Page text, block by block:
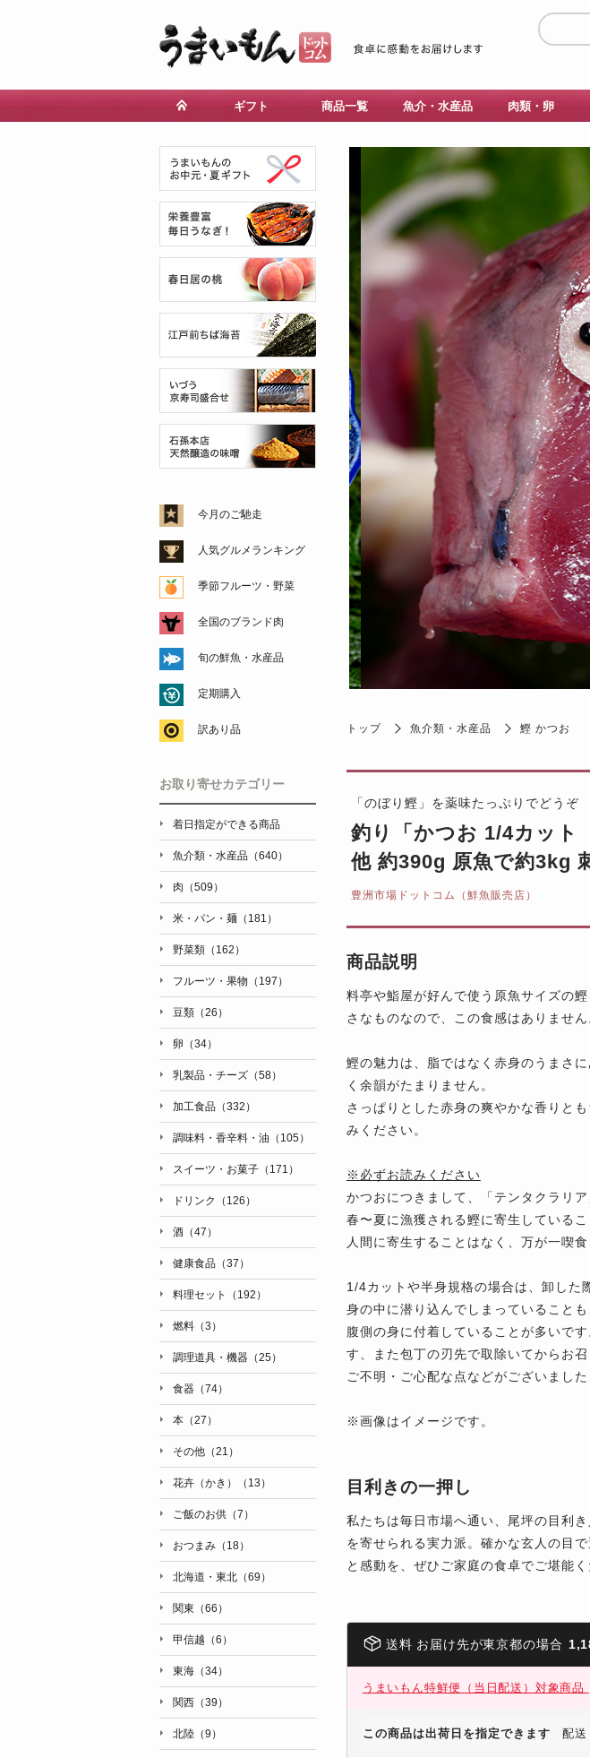
ギフト 商品一覧 魚介・水産品 肉類・卵
トップ 魚介類・水産品 鰹 かつお
「のぼり鰹」を薬味たっぷりでどうぞ
釣り「かつお 1/4カット
他 約390g 原魚で約3kg
豊洲市場ドットコム（鮮魚販売店）
商品説明
料亭や鮨屋が好んで使う原魚サイズの
さなものなので、この食感はありません
鰹の魅力は、脂ではなく赤身のうまさ
く余韻がたまりません。
さっぱりとした赤身の爽やかな香りと
みください。
※必ずお読みください
かつおにつきまして、「テンタクラリ
春〜夏に漁獲される鰹に寄生している
人間に寄生することはなく、万が一喫
1/4カットや半身規格の場合は、卸した
身の中に潜り込んでしまっていることも
腹側の身に付着していることが多いで
す、また包丁の刃先で取除いてからお召
ご不明・ご心配な点などがございまし
※画像はイメージです。
目利きの一押し
私たちは毎日市場へ通い、尾坪の目利
を寄せられる実力派。確かな玄人の目
と感動を、ぜひご家庭の食卓でご堪能く
送料 お届け先が東京都の場合
うまいもん特鮮便（当日配送）対象商品
この商品は出荷日を指定できます 配送
今月のご馳走
人気グルメランキング
季節フルーツ・野菜
全国のブランド肉
旬の鮮魚・水産品
定期購入
訳あり品
お取り寄せカテゴリー
着日指定ができる商品
魚介類・水産品（640）
肉（509）
米・パン・麺（181）
野菜類（162）
フルーツ・果物（197）
豆類（26）
卵（34）
乳製品・チーズ（58）
加工食品（332）
調味料・香辛料・油（105）
スイーツ・お菓子（171）
ドリンク（126）
酒（47）
健康食品（37）
料理セット（192）
燃料（3）
調理道具・機器（25）
食器（74）
本（27）
その他（21）
花卉（かき）（13）
ご飯のお供（7）
おつまみ（18）
北海道・東北（69）
関東（66）
甲信越（6）
東海（34）
関西（39）
北陸（9）